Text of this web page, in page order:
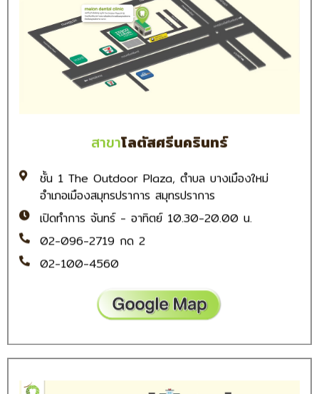
สาขาโลตัสศรีนครินทร์
ชั้น 1 The Outdoor Plaza, ตำบล บางเมืองใหม่
อำเภอเมืองสมุทรปราการ สมุทรปราการ
เปิดทำการ จันทร์ - อาทิตย์ 10.30-20.00 น.
02-096-2719 กด 2
02-100-4560